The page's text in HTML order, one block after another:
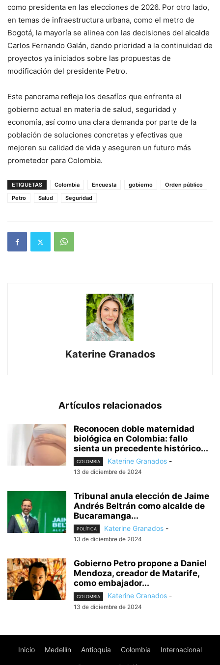
— Ani Abello (@ANIABELLO_R) April 6, 2024
como presidenta en las elecciones de 2026. Por otro lado,
en temas de infraestructura urbana, como el metro de
Bogotá, la mayoría se alinea con las decisiones del alcalde
Carlos Fernando Galán, dando prioridad a la continuidad de
proyectos ya iniciados sobre las propuestas de
modificación del presidente Petro.
Este panorama refleja los desafíos que enfrenta el
gobierno actual en materia de salud, seguridad y
economía, así como una clara demanda por parte de la
población de soluciones concretas y efectivas que
mejoren su calidad de vida y aseguren un futuro más
prometedor para Colombia.
ETIQUETAS Colombia Encuesta gobierno
Orden público
Petro
Salud Seguridad
Katerine Granados
Artículos relacionados
Reconocen doble maternidad
biológica en Colombia: fallo
sienta un precedente histórico...
COLOMBIA Katerine Granados -
13 de diciembre de 2024
Tribunal anula elección de Jaime
Andrés Beltrán como alcalde de
Bucaramanga...
POLÍTICA Katerine Granados -
13 de diciembre de 2024
Gobierno Petro propone a Daniel
Mendoza, creador de Matarife,
como embajador...
COLOMBIA Katerine Granados -
13 de diciembre de 2024
Inicio Medellín Antioquia Colombia Internacional